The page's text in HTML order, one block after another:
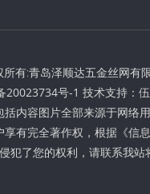
有:青岛泽顺达五金丝网有
20023734号-1 技术支持：
括内容图片全部来源于网络
享有完全著作权，根据《信
犯了您的权利，请联系我站